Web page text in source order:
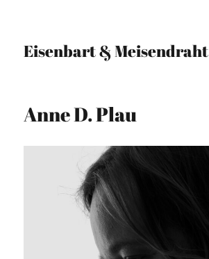
Eisenbart & Meisendraht
Anne D. Plau